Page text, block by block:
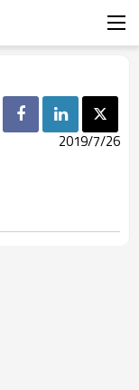
2019/7/26